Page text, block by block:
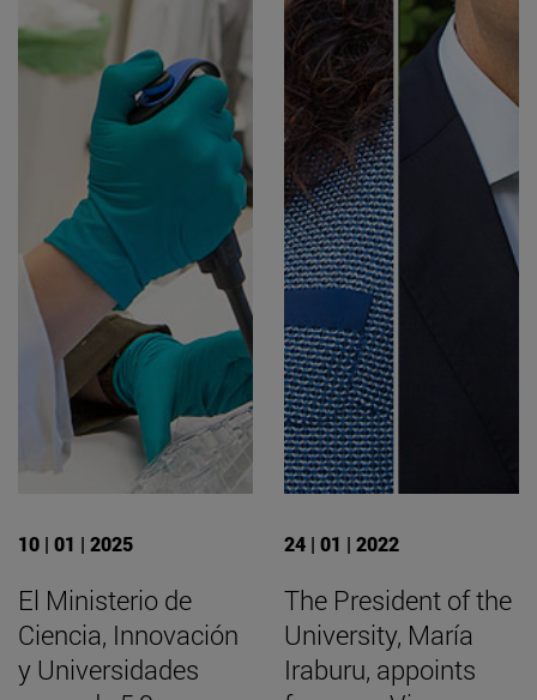
10 | 01 | 2025
El Ministerio de
Ciencia, Innovación
y Universidades
24 | 01 | 2022
The President of the
University, María
Iraburu, appoints